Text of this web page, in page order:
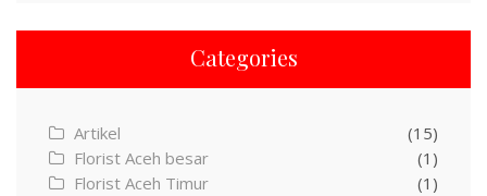
Categories
Artikel
(15)
Florist Aceh besar
(1)
Florist Aceh Timur
(1)